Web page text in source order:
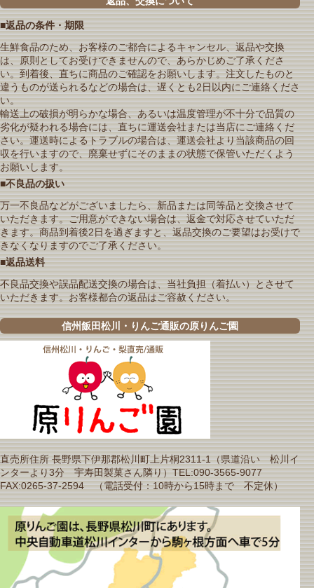
■返品の条件・期限
生鮮食品のため、お客様のご都合によるキャンセル、返品や交換
は、原則としてお受けできませんので、あらかじめご了承くださ
い。到着後、直ちに商品のご確認をお願いします。注文したものと
違うものが送られるなどの場合は、遅くとも2日以内にご連絡くださ
い。
輸送上の破損が明らかな場合、あるいは温度管理が不十分で品質の
劣化が疑われる場合には、直ちに運送会社または当店にご連絡くだ
さい。運送時によるトラブルの場合は、運送会社より当該商品の回
収を行いますので、廃棄せずにそのままの状態で保管いただくよう
お願いします。
■不良品の扱い
万一不良品などがございましたら、新品または同等品と交換させて
いただきます。ご用意ができない場合は、返金で対応させていただ
きます。商品到着後2日を過ぎますと、返品交換のご要望はお受けで
きなくなりますのでご了承ください。
■返品送料
不良品交換や誤品配送交換の場合は、当社負担（着払い）とさせて
いただきます。お客様都合の返品はご容赦ください。
信州飯田松川・りんご通販の原りんご園
直売所住所 長野県下伊那郡松川町上片桐2311-1（県道沿い 松川イ
ンターより3分 宇寿田製菓さん隣り）TEL:090-3565-9077
FAX:0265-37-2594 （電話受付：10時から15時まで 不定休）